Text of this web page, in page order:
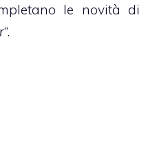
le novità di
“.